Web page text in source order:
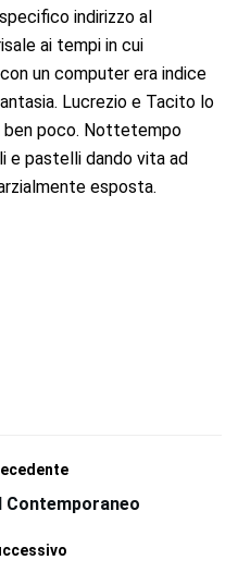
indirizzo al
ai tempi in cui
un computer era indice
Lucrezio e Tacito lo
ben poco. Nottetempo
e pastelli dando vita ad
esposta.
Contemporaneo